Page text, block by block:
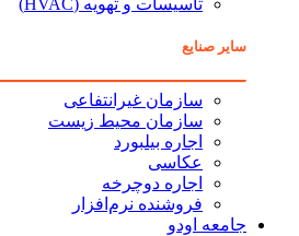
تأسیسات و تهویه (HVAC)
سایر صنایع
سازمان غیرانتفاعی
سازمان محیط زیست
اجاره بیلبورد
عکاسی
اجاره دوچرخه
فروشنده نرم‌افزار
جامعه اودو